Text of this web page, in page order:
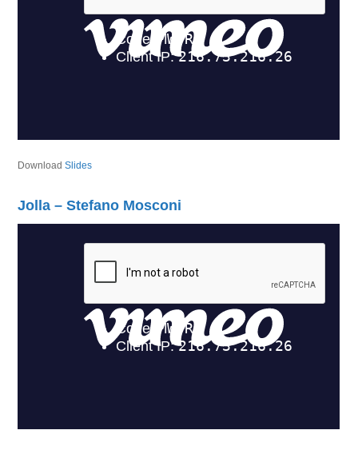
DownloadSlides
Jolla – Stefano Mosconi